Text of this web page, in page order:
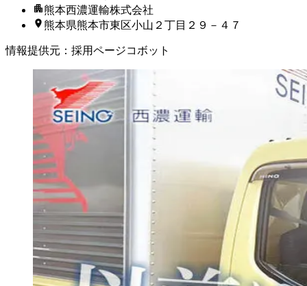
熊本西濃運輸株式会社
熊本県熊本市東区小山２丁目２９－４７
情報提供元 ： 採用ページコボット